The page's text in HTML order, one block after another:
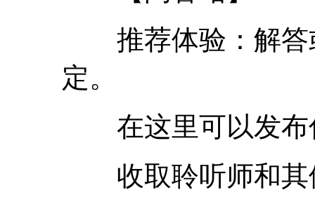
推荐体验：解答
定。
在这里可以发布
收取聆听师和其